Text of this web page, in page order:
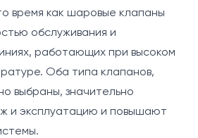
время как шаровые клапаны
обслуживания и
работающих при высоком
Оба типа клапанов,
выбраны, значительно
и эксплуатацию и повышают